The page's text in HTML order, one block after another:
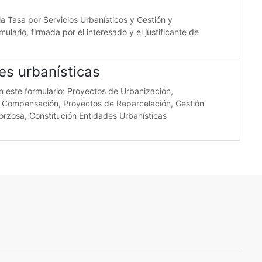
Tasa por Servicios Urbanísticos y Gestión y
firmada por el interesado y el justificante de
urbanísticas
formulario: Proyectos de Urbanización,
Proyectos de Reparcelación, Gestión
Constitución Entidades Urbanísticas